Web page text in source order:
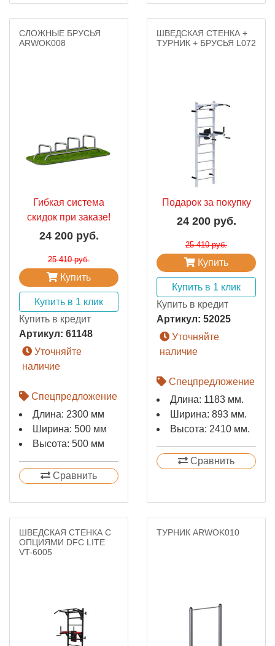
СЛОЖНЫЕ БРУСЬЯ
ARWOK008
Гибкая система
скидок при заказе!
24 200 руб.
25 410 руб.
Купить
Купить в 1 клик
Купить в кредит
Артикул: 61148
Уточняйте
наличие
Спецпредложение
Длина: 2300 мм
Ширина: 500 мм
Высота: 500 мм
Сравнить
ШВЕДСКАЯ СТЕНКА +
ТУРНИК + БРУСЬЯ L072
Подарок за покупку
24 200 руб.
25 410 руб.
Купить
Купить в 1 клик
Купить в кредит
Артикул: 52025
Уточняйте
наличие
Спецпредложение
Длина: 1183 мм.
Ширина: 893 мм.
Высота: 2410 мм.
Сравнить
ШВЕДСКАЯ СТЕНКА С
ОПЦИЯМИ DFC LITE
VT-6005
ТУРНИК ARWOK010